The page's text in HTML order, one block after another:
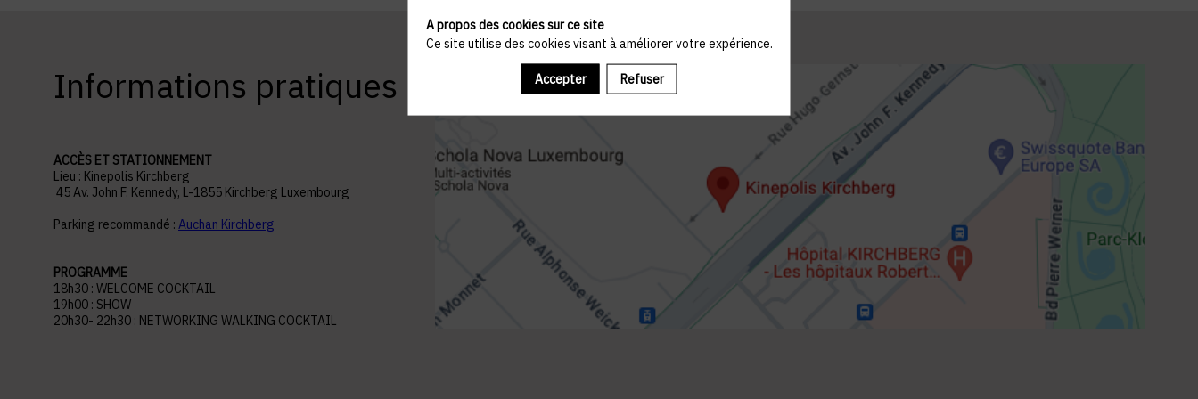
Informations pratiques
ACCÈS ET STATIONNEMENT
Lieu : Kinepolis Kirchberg
45 Av. John F. Kennedy, L-1855 Kirchberg Luxembourg
Parking recommandé : Auchan Kirchberg
PROGRAMME
18h30 : WELCOME COCKTAIL
19h00 : SHOW
20h30- 22h30 : NETWORKING WALKING COCKTAIL
A propos des cookies sur ce site
Ce site utilise des cookies visant à améliorer votre expérience.
Accepter Refuser